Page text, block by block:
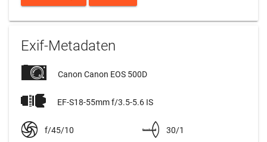
Exif-Metadaten
Canon Canon EOS 500D
EF-S18-55mm f/3.5-5.6 IS
f/45/10 30/1